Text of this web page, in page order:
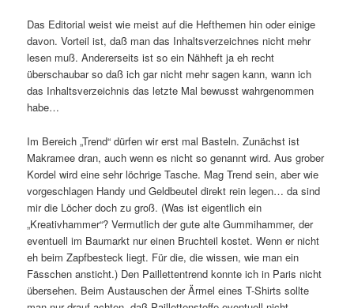
Das Editorial weist wie meist auf die Hefthemen hin oder einige
davon. Vorteil ist, daß man das Inhaltsverzeichnes nicht mehr
lesen muß. Andererseits ist so ein Nähheft ja eh recht
überschaubar so daß ich gar nicht mehr sagen kann, wann ich
das Inhaltsverzeichnis das letzte Mal bewusst wahrgenommen
habe…
Im Bereich „Trend“ dürfen wir erst mal Basteln. Zunächst ist
Makramee dran, auch wenn es nicht so genannt wird. Aus grober
Kordel wird eine sehr löchrige Tasche. Mag Trend sein, aber wie
vorgeschlagen Handy und Geldbeutel direkt rein legen… da sind
mir die Löcher doch zu groß. (Was ist eigentlich ein
„Kreativhammer“? Vermutlich der gute alte Gummihammer, der
eventuell im Baumarkt nur einen Bruchteil kostet. Wenn er nicht
eh beim Zapfbesteck liegt. Für die, die wissen, wie man ein
Fässchen ansticht.) Den Paillettentrend konnte ich in Paris nicht
übersehen. Beim Austauschen der Ärmel eines T-Shirts sollte